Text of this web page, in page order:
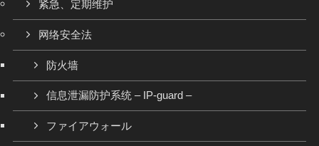
紧急、定期维护
网络安全法
防火墙
信息泄漏防护系统 – IP-guard –
ファイアウォール